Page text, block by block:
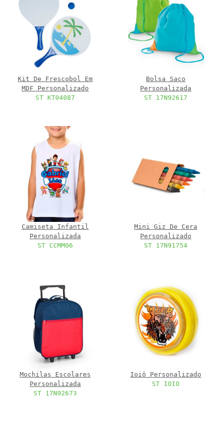
Kit De Frescobol Em
MDF Personalizado
ST KT04087
Bolsa Saco
Personalizada
ST 17N92617
Camiseta Infantil
Personalizada
ST CCMM06
Mini Giz De Cera
Personalizado
ST 17N91754
Mochilas Escolares
Personalizada
ST 17N92673
Ioiô Personalizado
ST IOIO